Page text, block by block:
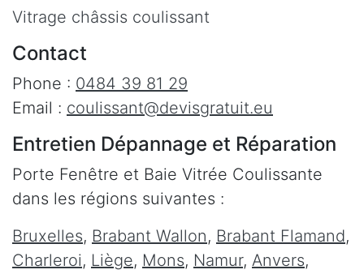
Vitrage châssis coulissant
Contact
Phone : 0484 39 81 29
Email : coulissant@devisgratuit.eu
Entretien Dépannage et Réparation
Porte Fenêtre et Baie Vitrée Coulissante
dans les régions suivantes :
Bruxelles, Brabant Wallon, Brabant Flamand,
Charleroi, Liège, Mons, Namur, Anvers,